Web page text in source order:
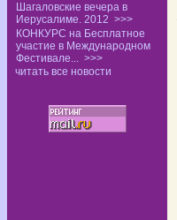
Шагаловские вечера в
Иерусалиме. 2012 >>>
КОНКУРС на Бесплатное
участие в Международном
Фестивале... >>>
читать все новости